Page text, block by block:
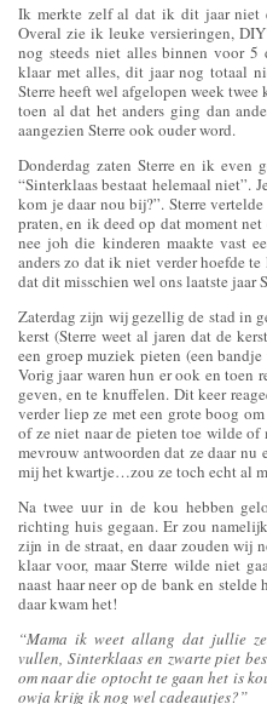
Ik merkte zelf al dat ik dit jaar niet
Overal zie ik leuke versieringen,
nog steeds niet alles binnen voor 5
klaar met alles, dit jaar nog totaal
Sterre heeft wel afgelopen week
toen al dat het anders ging dan
aangezien Sterre ook ouder word.
Donderdag zaten Sterre en ik even
“Sinterklaas bestaat helemaal niet”.
kom je daar nou bij?”. Sterre
praten, en ik deed op dat moment
nee joh die kinderen maakte vast
anders zo dat ik niet verder hoefde
dat dit misschien wel ons laatste jaar
Zaterdag zijn wij gezellig de stad in
kerst (Sterre weet al jaren dat de
een groep muziek pieten (een
Vorig jaar waren hun er ook en toen
geven, en te knuffelen. Dit keer
verder liep ze met een grote boog
of ze niet naar de pieten toe wilde of
mevrouw antwoorden dat ze daar
mij het kwartje…zou ze toch echt al
Na twee uur in de kou hebben
richting huis gegaan. Er zou
zijn in de straat, en daar zouden wij
klaar voor, maar Sterre wilde niet
naast haar neer op de bank en
daar kwam het!
“Mama ik weet allang dat jullie
vullen, Sinterklaas en zwarte piet
om naar die optocht te gaan het is
owja krijg ik nog wel cadeautjes?”